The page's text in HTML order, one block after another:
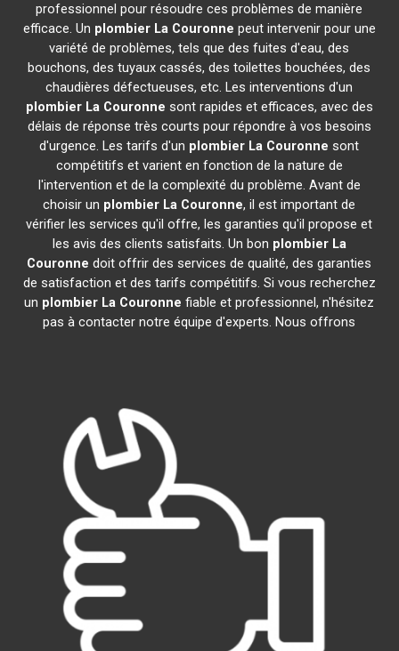
professionnel pour résoudre ces problèmes de manière
efficace. Un plombier La Couronne peut intervenir pour une
variété de problèmes, tels que des fuites d'eau, des
bouchons, des tuyaux cassés, des toilettes bouchées, des
chaudières défectueuses, etc. Les interventions d'un
plombier La Couronne sont rapides et efficaces, avec des
délais de réponse très courts pour répondre à vos besoins
d'urgence. Les tarifs d'un plombier La Couronne sont
compétitifs et varient en fonction de la nature de
l'intervention et de la complexité du problème. Avant de
choisir un plombier La Couronne, il est important de
vérifier les services qu'il offre, les garanties qu'il propose et
les avis des clients satisfaits. Un bon plombier La
Couronne doit offrir des services de qualité, des garanties
de satisfaction et des tarifs compétitifs. Si vous recherchez
un plombier La Couronne fiable et professionnel, n'hésitez
pas à contacter notre équipe d'experts. Nous offrons